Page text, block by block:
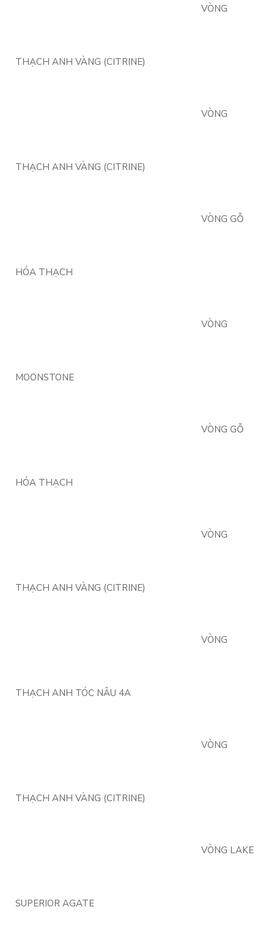
VÒNG
THẠCH ANH VÀNG (CITRINE)
VÒNG
THẠCH ANH VÀNG (CITRINE)
VÒNG GỖ
HÓA THẠCH
VÒNG
MOONSTONE
VÒNG GỖ
HÓA THẠCH
VÒNG
THẠCH ANH VÀNG (CITRINE)
VÒNG
THẠCH ANH TÓC NÂU 4A
VÒNG
THẠCH ANH VÀNG (CITRINE)
VÒNG LAKE
SUPERIOR AGATE